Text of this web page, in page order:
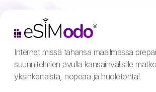
Internet missä tahansa maailmassa
suunnitelmien avulla kansainvälisille
yksinkertaista, nopeaa ja huoletonta!